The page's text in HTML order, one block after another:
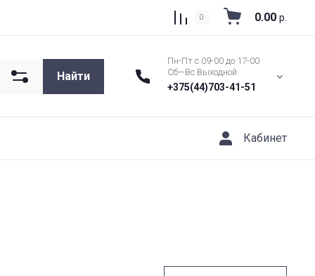
0 0.00 р.
Найти
Пн-Пт с 09-00 до 17-00
Сб—Вс Выходной
+375(44)703-41-51
Кабинет